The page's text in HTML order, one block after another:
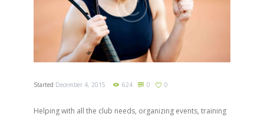
Started December 4, 2015 624 0 0
Helping with all the club needs, organizing events, training